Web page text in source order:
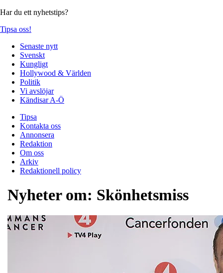
Har du ett nyhetstips?
Tipsa oss!
Senaste nytt
Svenskt
Kungligt
Hollywood & Världen
Politik
Vi avslöjar
Kändisar A-Ö
Tipsa
Kontakta oss
Annonsera
Redaktion
Om oss
Arkiv
Redaktionell policy
Nyheter om: Skönhetsmiss